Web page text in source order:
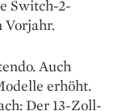
Switch-2-
Vorjahr.
Auch
erhöht.
Der 13-Zoll-